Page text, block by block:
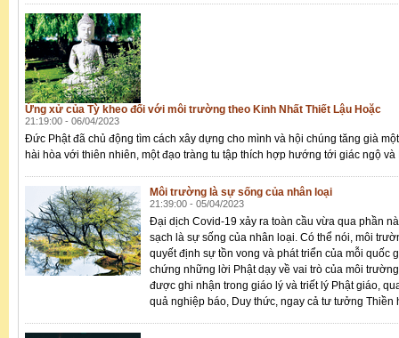
Ứng xử của Tỳ kheo đối với môi trường theo Kinh Nhất Thiết Lậu Hoặc
21:19:00 - 06/04/2023
Đức Phật đã chủ động tìm cách xây dựng cho mình và hội chúng tăng già
hài hòa với thiên nhiên, một đạo tràng tu tập thích hợp hướng tới giác ngộ và
Môi trường là sự sống của nhân loại
21:39:00 - 05/04/2023
Đại dịch Covid-19 xảy ra toàn cầu vừa qua phần
sạch là sự sống của nhân loại. Có thể nói, môi
quyết định sự tồn vong và phát triển của mỗi quốc
chứng những lời Phật dạy về vai trò của môi
được ghi nhận trong giáo lý và triết lý Phật giáo,
quả nghiệp báo, Duy thức, ngay cả tư tưởng Thiền